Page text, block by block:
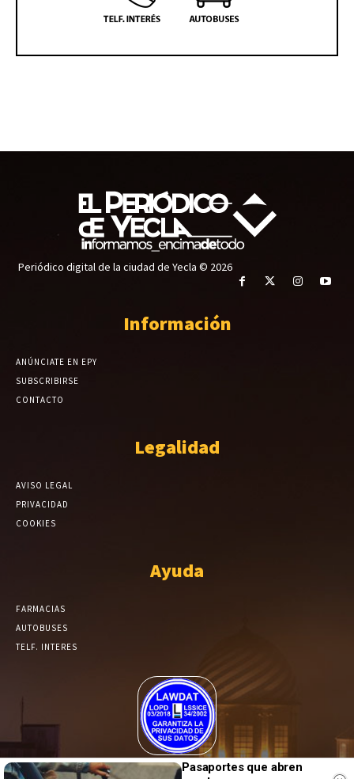
Periódico digital de la ciudad de Yecla © 2026
Información
ANÚNCIATE EN EPY
SUBSCRIBIRSE
CONTACTO
Legalidad
AVISO LEGAL
PRIVACIDAD
COOKIES
Ayuda
FARMACIAS
AUTOBUSES
TELF. INTERES
El Periódico de Yecla alcanza un grado más de compromiso en el
Pasaportes que abren